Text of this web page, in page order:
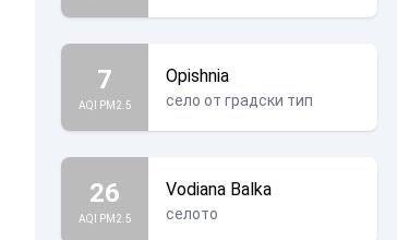
7
AQI PM2.5
Opishnia
село от градски тип
26
AQI PM2.5
Vodiana Balka
селото